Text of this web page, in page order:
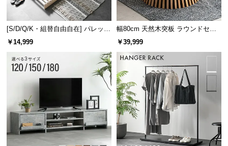
[S/D/Q/K・組替自由自在] パレット
ベッド 8/12/16枚セット
￥14,999
幅80cm 天然木突板 ラウンドセン
ターテーブル 美しい格子デザイン
￥39,999